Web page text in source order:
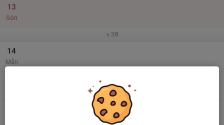
13
Sön
v.38
14
Mån
Stenstorpshallen